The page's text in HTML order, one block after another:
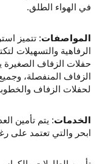
في الهواء الطلق.
المواصفات: تتميز
الرفاهية والتسهيلات
حفلات الزفاف الصغيرة
الزفاف المنفصلة،
لحفلات الزفاف
الخدمات: يتم تأمين
ابحر والتي تعتمد على